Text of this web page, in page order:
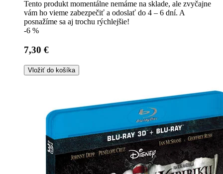
Tento produkt momentálne nemáme na sklade, ale zvyčajne
vám ho vieme zabezpečiť a odoslať do 4 – 6 dní. A
posnažíme sa aj trochu rýchlejšie!
-6 %
7,30 €
Vložiť do košíka